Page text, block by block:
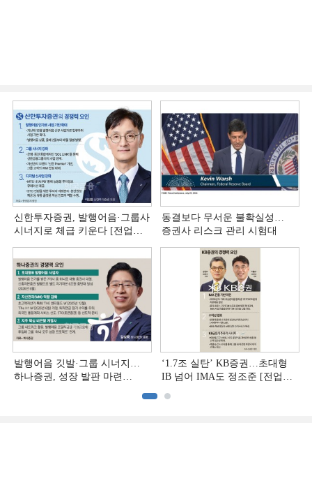
신한투자증권, 발행어음·그룹사
시너지로 체급 키운다 [전업계
동결보다 무서운 불확실성…
증권사 리스크 관리 시험대
발행어음 깃발·그룹 시너지…
하나증권, 성장 발판 마련
‘1.7조 실탄’ KB증권…초대형
IB 넘어 IMA도 정조준 [전업계